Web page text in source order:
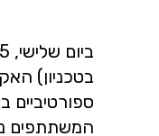
בטכניון)
ספורטיביים
המשתתפים